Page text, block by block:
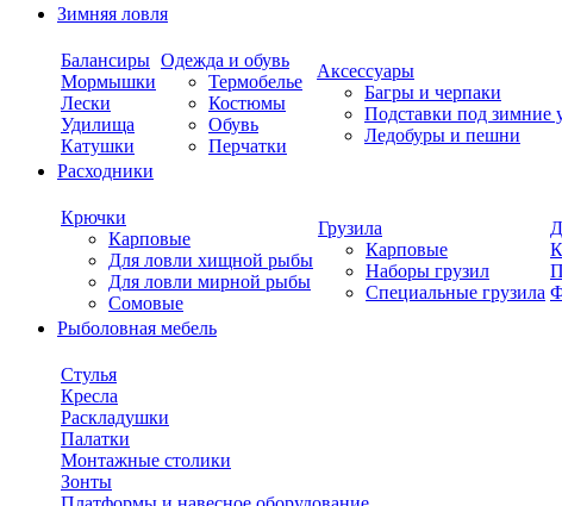
Зимняя ловля
Балансиры
Мормышки
Лески
Удилища
Катушки
Одежда и обувь
Термобелье
Костюмы
Обувь
Перчатки
Аксессуары
Багры и черпаки
Подставки под зимние
Ледобуры и пешни
Расходники
Крючки
Карповые
Для ловли хищной рыбы
Для ловли мирной рыбы
Сомовые
Грузила
Карповые
Наборы грузил
Специальные грузила
Рыболовная мебель
Стулья
Кресла
Раскладушки
Палатки
Монтажные столики
Зонты